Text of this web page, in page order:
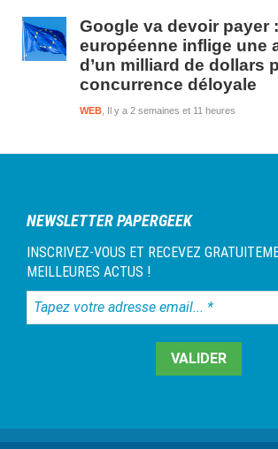
Google va devoir payer
européenne inflige une
d’un milliard de dollars
concurrence déloyale
Il y a 2 semaines et 11 heures
WEB
NEWSLETTER PAPERGEEK
INSCRIVEZ-VOUS ET RECEVEZ
MEILLEURES ACTUS !
Tapez
votre